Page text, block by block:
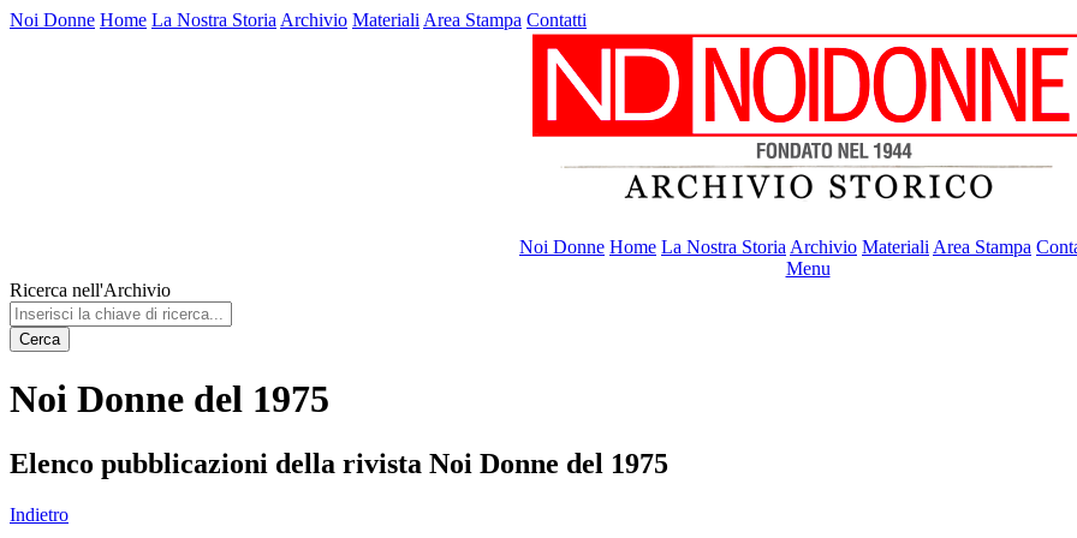
Noi Donne Home La Nostra Storia Archivio Materiali Area Stampa Contatti
Noi Donne Home La Nostra Storia Archivio Materiali Area Stampa
Menu
Ricerca nell'Archivio
Cerca
Noi Donne del 1975
Elenco pubblicazioni della rivista Noi Donne del 1975
Indietro